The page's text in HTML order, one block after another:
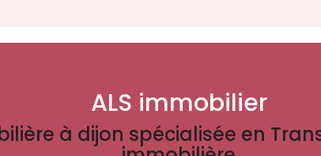
ALS immobilier
à dijon spécialisée en